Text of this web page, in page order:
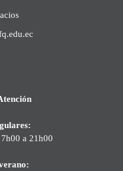
a 21h00